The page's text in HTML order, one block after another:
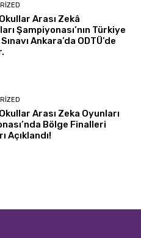
Arası Zekâ
Şampiyonası’nın Türkiye
Ankara’da ODTÜ’de
Arası Zeka Oyunları
Bölge Finalleri
Açıklandı!